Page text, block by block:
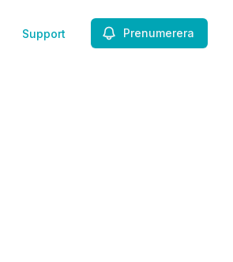
Support Prenumerera